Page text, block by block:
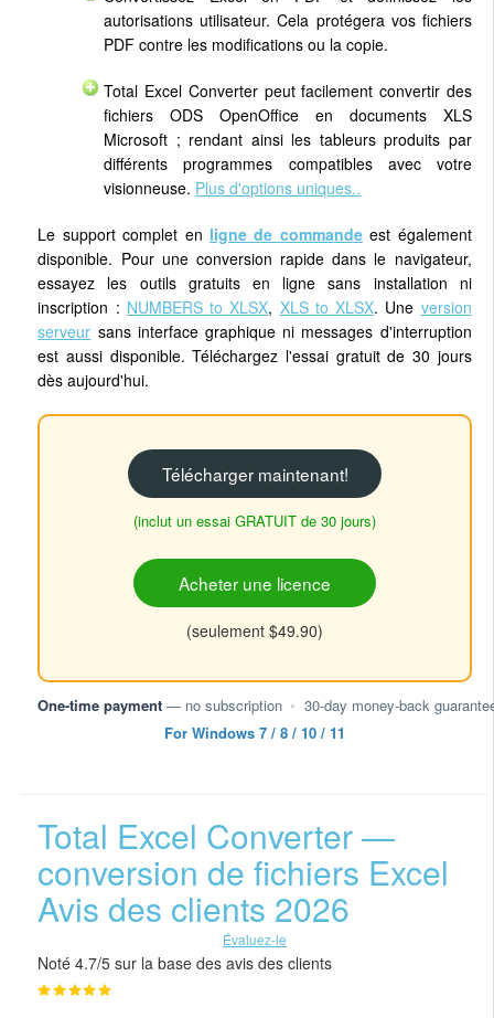
autorisations utilisateur. Cela protégera vos fichiers
PDF contre les modifications ou la copie.
Total Excel Converter peut facilement convertir des
fichiers ODS OpenOffice en documents XLS
Microsoft ; rendant ainsi les tableurs produits par
différents programmes compatibles avec votre
visionneuse. Plus d'options uniques..
Le support complet en ligne de commandeest également
disponible. Pour une conversion rapide dans le navigateur,
essayez les outils gratuits en ligne sans installation ni
inscription : NUMBERS to XLSX, XLS to XLSX. Une version
serveur sans interface graphique ni messages d'interruption
est aussi disponible. Téléchargez l'essai gratuit de 30 jours
dès aujourd'hui.
Télécharger maintenant!
(inclut un essai GRATUIT de 30 jours)
Acheter une licence
(seulement $49.90)
One-time payment — no subscription • 30-day money-back
For Windows 7 / 8 / 10 / 11
Total Excel Converter —
conversion de fichiers Excel
Avis des clients 2026
Évaluez-le
Noté 4.7/5 sur la base des avis des clients